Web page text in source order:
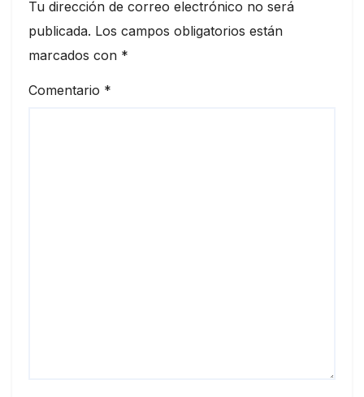
Tu dirección de correo electrónico no será
publicada. Los campos obligatorios están
marcados con *
Comentario *